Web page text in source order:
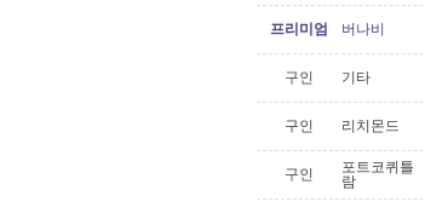
프리미엄 버나비
구인 기타
구인 리치몬드
구인
포트코퀴틀
람